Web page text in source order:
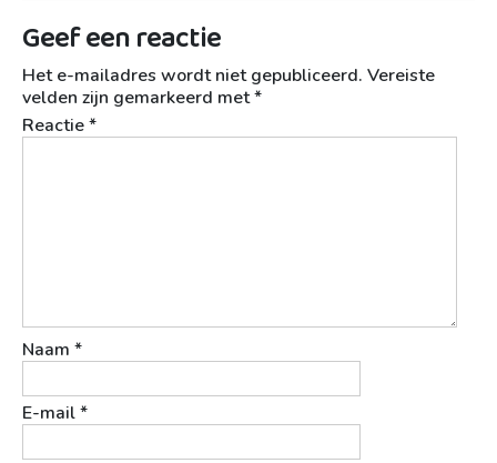
Geef een reactie
Het e-mailadres wordt niet gepubliceerd. Vereiste
velden zijn gemarkeerd met*
Reactie*
Naam *
E-mail*